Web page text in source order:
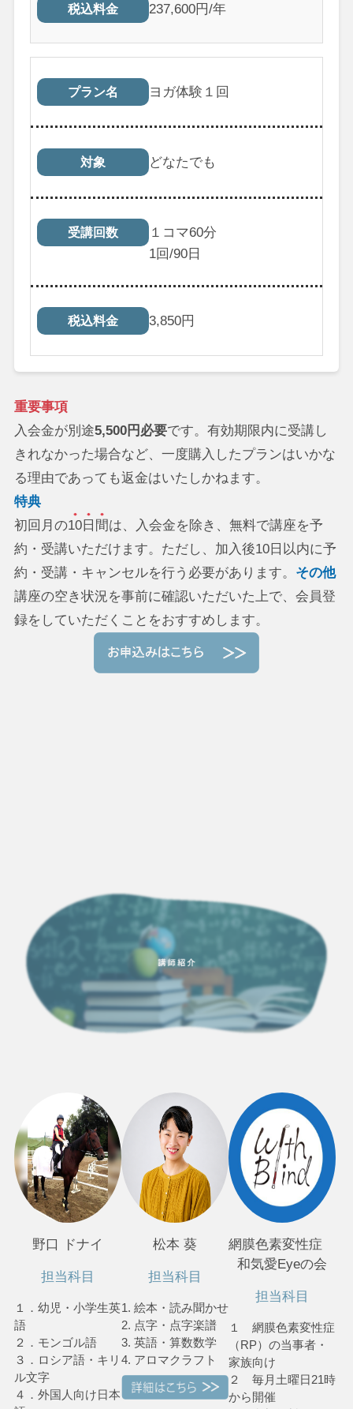
税込料金 237,600円/年
プラン名 ヨガ体験１回
対象 どなたでも
受講回数
１コマ60分
1回/90日
税込料金 3,850円
重要事項
入会金が別途5,500円必要です。有効期限内に受講し
きれなかった場合など、一度購入したプランはいかな
る理由であっても返金はいたしかねます。
特典
初回月の10日間は、入会金を除き、無料で講座を予
約・受講いただけます。ただし、加入後10日以内に予
約・受講・キャンセルを行う必要があります。 その他
講座の空き状況を事前に確認いただいた上で、会員登
録をしていただくことをおすすめします。
野口 ドナイ
担当科目
１．幼児・小学生英
語
２．モンゴル語
３．ロシア語・キリ
ル文字
４．外国人向け日本
松本 葵
担当科目
1. 絵本・読み聞かせ
2. 点字・点字楽譜
3. 英語・算数数学
4. アロマクラフト
網膜色素変性症
和気愛Eyeの会
担当科目
１ 網膜色素変性症
（RP）の当事者・
家族向け
２ 毎月土曜日21時
から開催